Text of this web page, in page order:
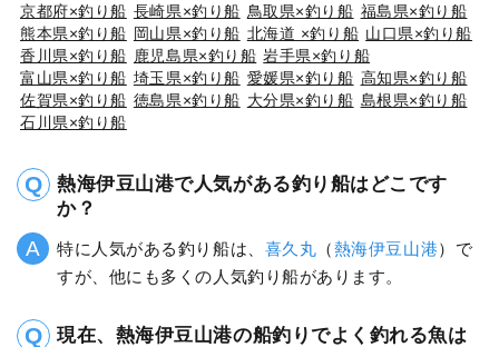
京都府×釣り船 長崎県×釣り船 鳥取県×釣り船 福島県×釣り船
熊本県×釣り船 岡山県×釣り船 北海道 ×釣り船 山口県×釣り船
香川県×釣り船 鹿児島県×釣り船 岩手県×釣り船
富山県×釣り船 埼玉県×釣り船 愛媛県×釣り船 高知県×釣り船
佐賀県×釣り船 徳島県×釣り船 大分県×釣り船 島根県×釣り船
石川県×釣り船
熱海伊豆山港で人気がある釣り船はどこです
か？
特に人気がある釣り船は、 喜久丸 （熱海伊豆山港）で
すが、他にも多くの人気釣り船があります。
現在、熱海伊豆山港の船釣りでよく釣れる魚は